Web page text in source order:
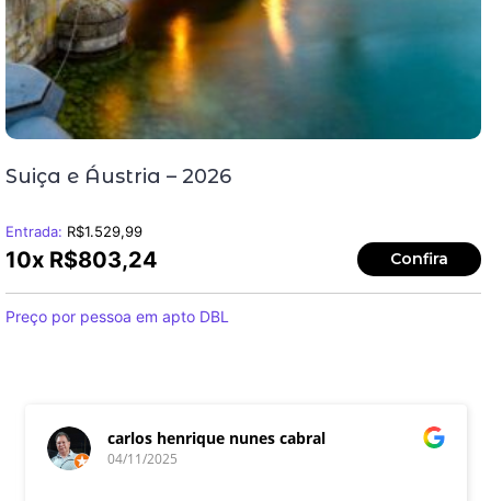
Suiça e Áustria – 2026
Entrada: R$1.529,99
10x R$803,24 Confira
Preço por pessoa em apto DBL
carlos henrique nunes cabral
04/11/2025